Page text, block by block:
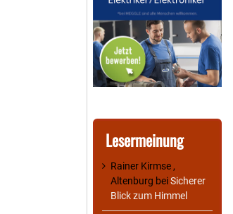
Lesermeinung
Rainer Kirmse ,
Altenburg beiSicherer
Blick zum Himmel